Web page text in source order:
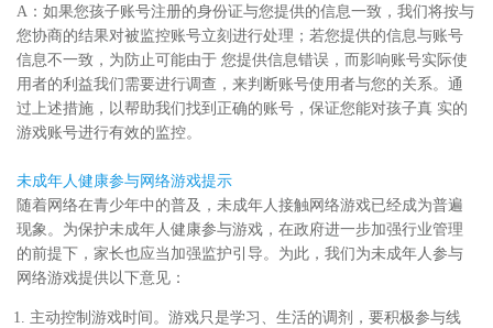
A：如果您孩子账号注册的身份证与您提供的信息一致，我们将按与
您协商的结果对被监控账号立刻进行处理；若您提供的信息与账号
信息不一致，为防止可能由于 您提供信息错误，而影响账号实际使
用者的利益我们需要进行调查，来判断账号使用者与您的关系。通
过上述措施，以帮助我们找到正确的账号，保证您能对孩子真 实的
游戏账号进行有效的监控。
未成年人健康参与网络游戏提示
随着网络在青少年中的普及，未成年人接触网络游戏已经成为普遍
现象。为保护未成年人健康参与游戏，在政府进一步加强行业管理
的前提下，家长也应当加强监护引导。为此，我们为未成年人参与
网络游戏提供以下意见：
主动控制游戏时间。游戏只是学习、生活的调剂，要积极参与线